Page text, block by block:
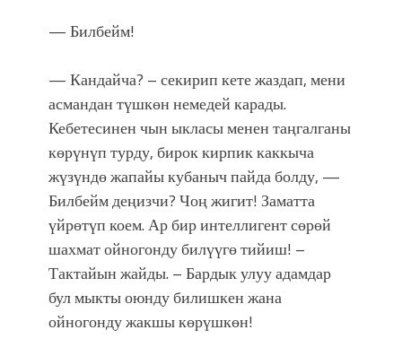
— Билбейм!
— Кандайча? – секирип кете жаздап, мени
асмандан түшкөн немедей карады.
Кебетесинен чын ыкласы менен таңгалганы
көрүнүп турду, бирок кирпик каккыча
жүзүндө жапайы кубаныч пайда болду, —
Билбейм деңизчи? Чоң жигит! Заматта
үйрөтүп коем. Ар бир интеллигент сөрөй
шахмат ойногонду билүүгө тийиш! –
Тактайын жайды. – Бардык улуу адамдар
бул мыкты оюнду билишкен жана
ойногонду жакшы көрүшкөн!